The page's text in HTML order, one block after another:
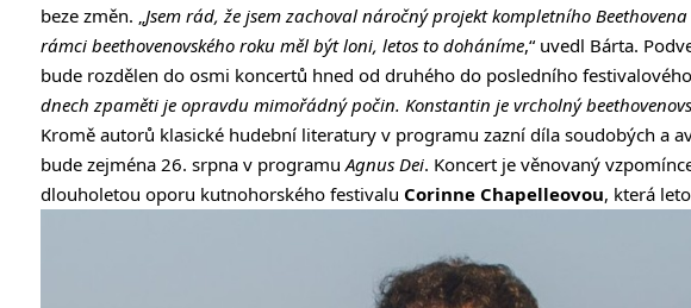
beze změn. „Jsem rád, že jsem zachoval náročný projekt kompletního
rámci beethovenovského roku měl být loni, letos to doháníme,“ uvedl Bárta.
bude rozdělen do osmi koncertů hned od druhého do posledního
dnech zpaměti je opravdu mimořádný počin. Konstantin je vrcholný
Kromě autorů klasické hudební literatury v programu zazní díla soudobých a
bude zejména 26. srpna v programuAgnus Dei. Koncert je věnovaný
dlouholetou oporu kutnohorského festivalu Corinne Chapelleovou, která